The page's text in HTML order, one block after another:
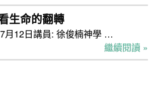
生命的翻轉
月12日講員: 徐俊楠神學 …
繼續閱讀 »